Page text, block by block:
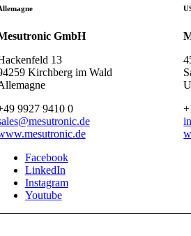
GmbH
13
Kirchberg im Wald
9927 9410 0
Facebook
LinkedIn
Instagram
Youtube